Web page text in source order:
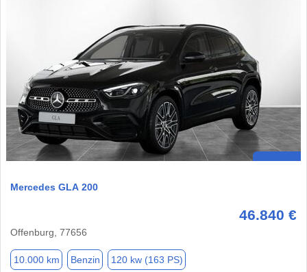
Mercedes GLA 200
46.840 €
Offenburg, 77656
10.000 km Benzin 120 kw (163 PS)